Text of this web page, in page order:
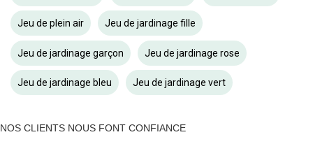
Jeu de plein air Jeu de jardinage fille
Jeu de jardinage garçon Jeu de jardinage rose
Jeu de jardinage bleu Jeu de jardinage vert
NOS CLIENTS NOUS FONT CONFIANCE